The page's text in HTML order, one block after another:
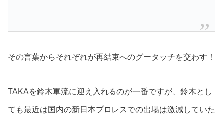
その言葉からそれぞれが再結束へのグータッチを交わす！
TAKAを鈴木軍流に迎え入れるのが一番ですが、鈴木とし
ても最近は国内の新日本プロレスでの出場は激減していた